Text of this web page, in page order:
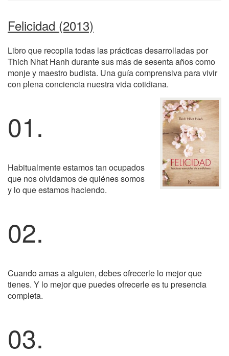
Felicidad (2013)
Libro que recopila todas las prácticas desarrolladas por
Thich Nhat Hanh durante sus más de sesenta años como
monje y maestro budista. Una guía comprensiva para vivir
con plena conciencia nuestra vida cotidiana.
01.
Habitualmente estamos tan ocupados
que nos olvidamos de quiénes somos
y lo que estamos haciendo.
02.
Cuando amas a alguien, debes ofrecerle lo mejor que
tienes. Y lo mejor que puedes ofrecerle es tu presencia
completa.
03.